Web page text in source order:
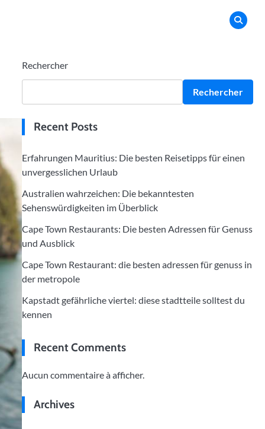
Rechercher
Rechercher
Recent Posts
Erfahrungen Mauritius: Die besten Reisetipps für einen
unvergesslichen Urlaub
Australien wahrzeichen: Die bekanntesten
Sehenswürdigkeiten im Überblick
Cape Town Restaurants: Die besten Adressen für Genuss
und Ausblick
Cape Town Restaurant: die besten adressen für genuss in
der metropole
Kapstadt gefährliche viertel: diese stadtteile solltest du
kennen
Recent Comments
Aucun commentaire à afficher.
Archives